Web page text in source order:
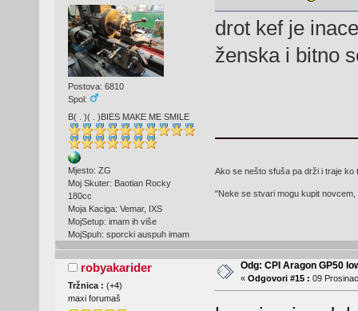
Postova: 6810
Spol:
B( . )( . )BIES MAKE ME SMILE
Mjesto: ZG
Moj Skuter: Baotian Rocky
180cc
Moja Kaciga: Vemar, IXS
MojSetup: imam ih više
MojSpuh: sporcki auspuh imam
drot kef je
ženska i bitno
Ako se nešto sfuša pa drži i traje
"Neke se stvari mogu kupit
robyakarider
Tržnica : (+4)
maxi forumaš
Odg: CPI Aragon GP50
« Odgovori #15 : 09